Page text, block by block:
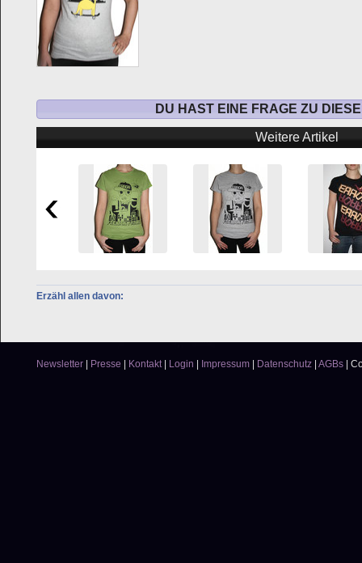
DU HAST EINE FRAGE ZU
Weitere Artikel
Erzähl allen davon:
Newsletter Presse Kontakt| Login Impressum Datenschutz AGBs